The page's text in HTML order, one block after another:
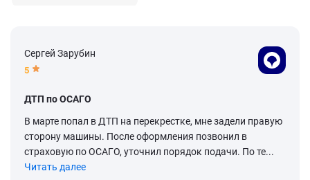
Сергей Зарубин
5
ДТП по ОСАГО
В марте попал в ДТП на перекрестке, мне задели правую
сторону машины. После оформления позвонил в
страховую по ОСАГО, уточнил порядок подачи. По те...
Читать далее